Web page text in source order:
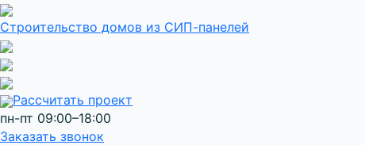
Строительство домов из СИП-панелей
Рассчитать проект
пн-пт 09:00–18:00
Заказать звонок